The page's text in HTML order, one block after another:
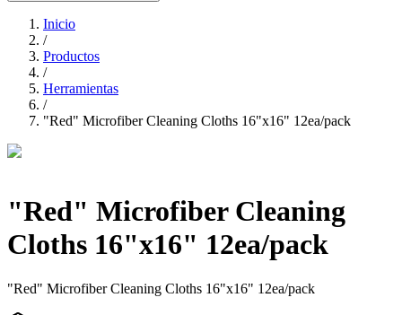
Inicio
/
Productos
/
Herramientas
/
"Red" Microfiber Cleaning Cloths 16"x16" 12ea/pack
"Red" Microfiber Cleaning
Cloths 16"x16" 12ea/pack
"Red" Microfiber Cleaning Cloths 16"x16" 12ea/pack